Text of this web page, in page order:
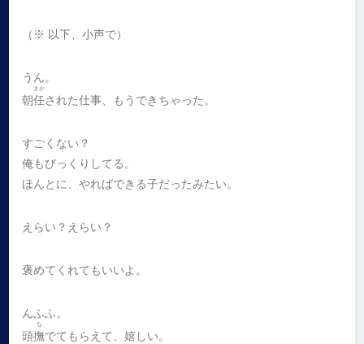
（※ 以下、小声で）
うん。
朝任
まか
された仕事、もうできちゃった。
すごくない？
俺もびっくりしてる。
ほんとに、やればできる子だったみたい。
えらい？えらい？
褒めてくれてもいいよ。
んふふ。
頭撫
な
でてもらえて、嬉しい。